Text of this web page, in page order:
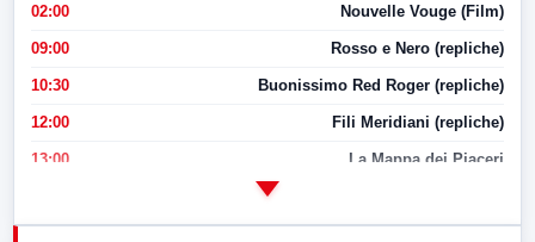
02:00 Nouvelle Vouge (Film)
09:00 Rosso e Nero (repliche)
10:30 Buonissimo Red Roger (repliche)
12:00 Fili Meridiani (repliche)
13:00 La Mappa dei Piaceri